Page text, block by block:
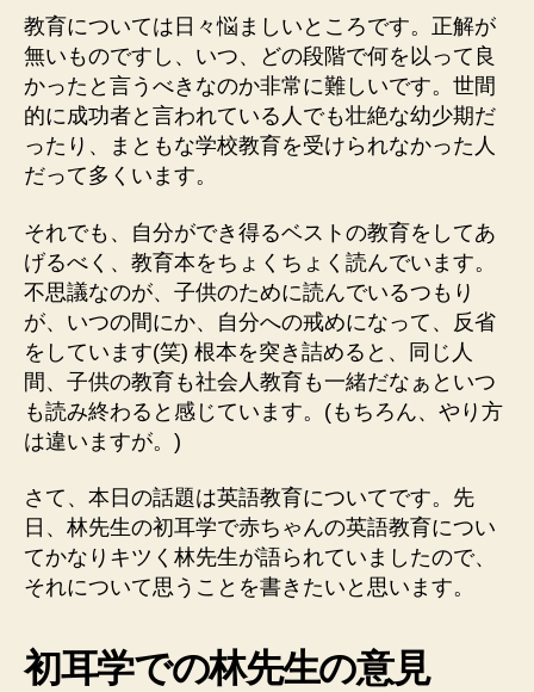
一
児
の
父
が
思
こ
と！
へ
の
教育については日々悩ましいところです。正解が
無いものですし、いつ、どの段階で何を以って良
かったと言うべきなのか非常に難しいです。世間
的に成功者と言われている人でも壮絶な幼少期だ
ったり、まともな学校教育を受けられなかった人
だって多くいます。
それでも、自分ができ得るベストの教育をしてあ
げるべく、教育本をちょくちょく読んでいます。
不思議なのが、子供のために読んでいるつもり
が、いつの間にか、自分への戒めになって、反省
をしています(笑) 根本を突き詰めると、同じ人
間、子供の教育も社会人教育も一緒だなぁといつ
も読み終わると感じています。(もちろん、やり方
は違いますが。)
さて、本日の話題は英語教育についてです。先
日、林先生の初耳学で赤ちゃんの英語教育につい
てかなりキツく林先生が語られていましたので、
それについて思うことを書きたいと思います。
初耳学での林先生の意見